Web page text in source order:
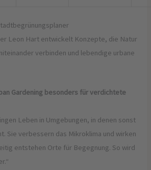
Leon Hart entwickelt Konzepte, die Natur
verbinden und lebendige urbane
Gardening besonders für verdichtete
Leben in Umgebungen, in denen sonst
Sie verbessern das Mikroklima und wirken
entstehen Orte für Begegnung. So wird